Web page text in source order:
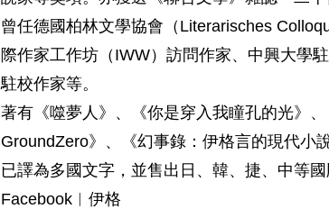
曾任德國柏林文學協會（Literarisches
際作家工作坊（IWW）訪問作家、中興大學
駐校作家等。
著有《噬夢人》、《你是穿入我瞳孔的光》
GroundZero》、《幻事錄：伊格言的現代小
已譯為多國文字，並售出日、韓、捷、中等國
Facebook︱伊格